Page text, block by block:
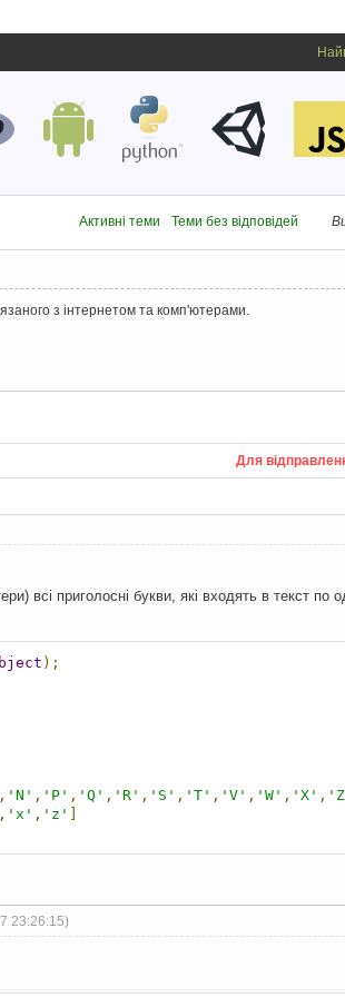
Активні теми Теми без відповідей
з інтернетом та комп'ютерами.
Для
всі приголосні букви, які входять в текст
);
, 'N' , 'P' , 'Q' , 'R' , 'S' , 'T' , 'V' , 'W' , 'X' ,
, 'x' , 'z'
23:26:15)